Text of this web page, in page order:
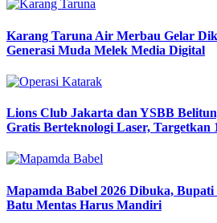
Karang Taruna Air Merbau Gelar
Generasi Muda Melek Media Digital
Lions Club Jakarta dan YSBB
Gratis Berteknologi Laser, Targetkan
Mapamda Babel 2026 Dibuka,
Batu Mentas Harus Mandiri